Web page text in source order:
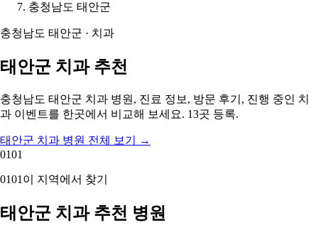
충청남도 태안군
충청남도 태안군 · 치과
태안군 치과 추천
충청남도 태안군 치과 병원, 진료 정보, 방문 후기, 진행 중인 치
과 이벤트를 한곳에서 비교해 보세요. 13곳 등록.
태안군 치과 병원 전체 보기
→
0101
0101 이 지역에서 찾기
태안군 치과 추천 병원